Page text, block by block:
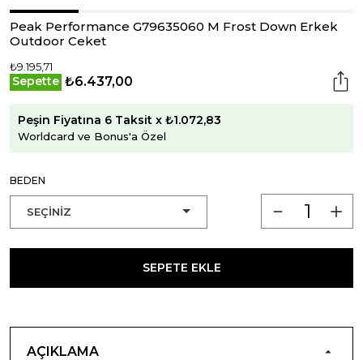
Peak Performance G79635060 M Frost Down Erkek
Outdoor Ceket
₺9.195,71
Sepette ₺6.437,00
Peşin Fiyatına 6 Taksit x ₺1.072,83
Worldcard ve Bonus'a Özel
BEDEN
SEPETE EKLE
AÇIKLAMA